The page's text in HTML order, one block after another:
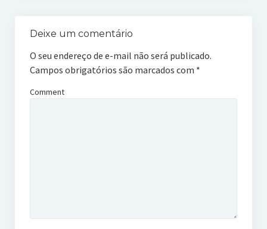
Deixe um comentário
O seu endereço de e-mail não será publicado.
Campos obrigatórios são marcados com *
Comment